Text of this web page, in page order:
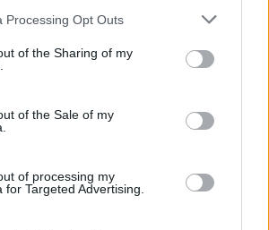
website/app uses one or more Google
or usage behaviour. You may click to
to Google and its third-party tags to
specified purposes in below Google
Processing Opt Outs
of the Sharing of my
of the Sale of my
of processing my
for Targeted Advertising.
rimangono scettici,
commerciale o non
si riflette spesso nel discorso
i social media pieni di post
affermano di non festeggiare,
in piccoli modi, come la
la visione di un film insieme o lo